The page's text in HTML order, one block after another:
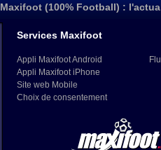
Maxifoot (100% Football) :
Services Maxifoot
Appli Maxifoot Android
Appli Maxifoot iPhone
Site web Mobile
Choix de consentement